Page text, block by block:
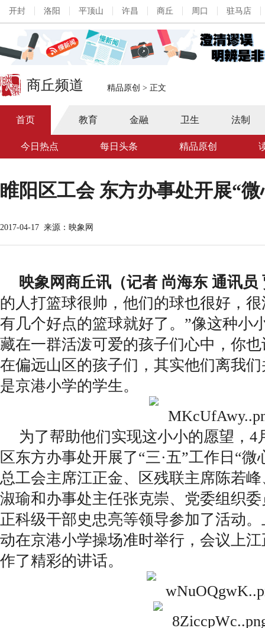
开封 洛阳 平顶山 许昌 商丘 周口 驻马店
商丘频道 精品原创 > 正文
首页 教育 金融 卫生 法制
今日热点 每日头条 精品原创
睢阳区工会 东方办事处开展“
2017-04-17 来源：映象网
映象网商丘讯（记者 尚海东 通讯员
的人打篮球很帅，他们的球也很好，
有几个好点的篮球就好了。”像这种小
藏在一群活泼可爱的孩子们心中，你
在偏远山区的孩子们，其实他们离我
是京港小学的学生。
为了帮助他们实现这小小的愿望，4
区东方办事处开展了“三·五”工作日“
总工会主席江正金、区残联主席陈若
淑瑜和办事处主任张克崇、党委组织
正科级干部史忠亮等领导参加了活动
动在京港小学操场准时举行，会议上
作了精彩的讲话。